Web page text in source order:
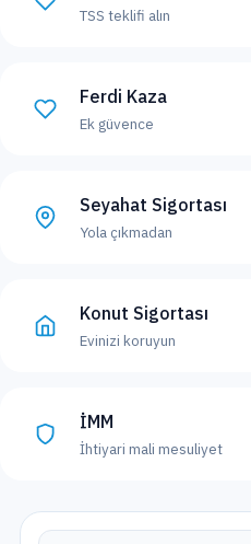
TSS teklifi alın
Ferdi Kaza
Ek güvence
Seyahat Sigortası
Yola çıkmadan
Konut Sigortası
Evinizi koruyun
İMM
İhtiyari mali mesuliyet